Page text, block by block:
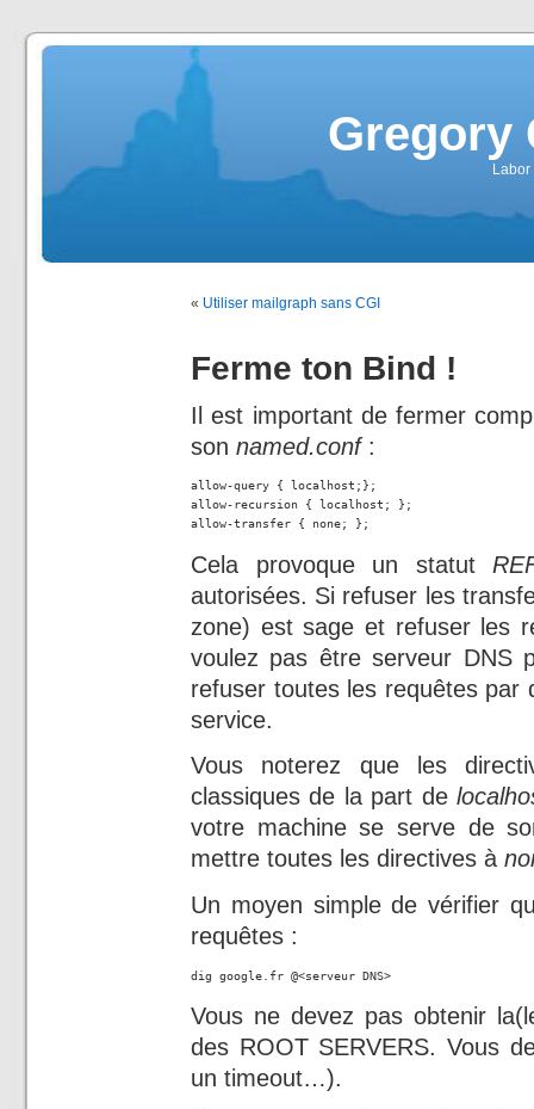
Gregory
« Utiliser mailgraph sans CGI
Ferme ton Bind !
Il est important de fermer
son named.conf:
allow-query { localhost;};
allow-recursion { localhost; };
allow-transfer { none; };
Cela provoque un statut
autorisées. Si refuser les
zone) est sage et refuser les
voulez pas être serveur DNS
refuser toutes les requêtes par
service.
Vous noterez que les
classiques de la part de
votre machine se serve de
mettre toutes les directives à
Un moyen simple de vérifier
requêtes :
dig google.fr @<serveur DNS>
Vous ne devez pas obtenir
des ROOT SERVERS. Vous
un timeout…).